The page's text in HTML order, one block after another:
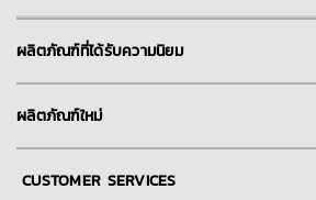
ผลิตภัณฑ์ที่ได้รับความนิยม
ผลิตภัณฑ์ใหม่
CUSTOMER SERVICES